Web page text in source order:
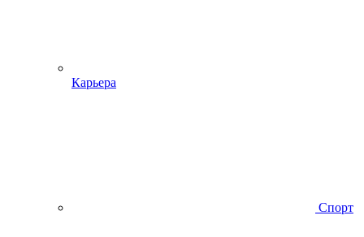
Карьера
Спорт